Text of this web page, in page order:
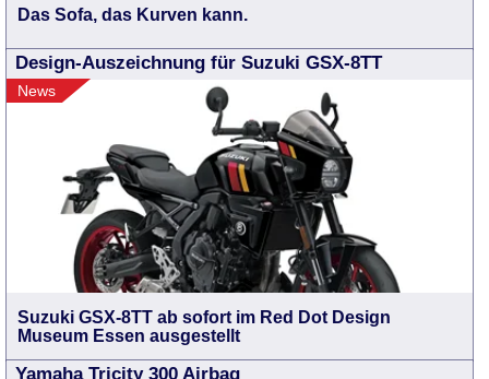
Das Sofa, das Kurven kann.
Design-Auszeichnung für Suzuki GSX-8TT
News
Suzuki GSX-8TT ab sofort im Red Dot Design
Museum Essen ausgestellt
Yamaha Tricity 300 Airbag